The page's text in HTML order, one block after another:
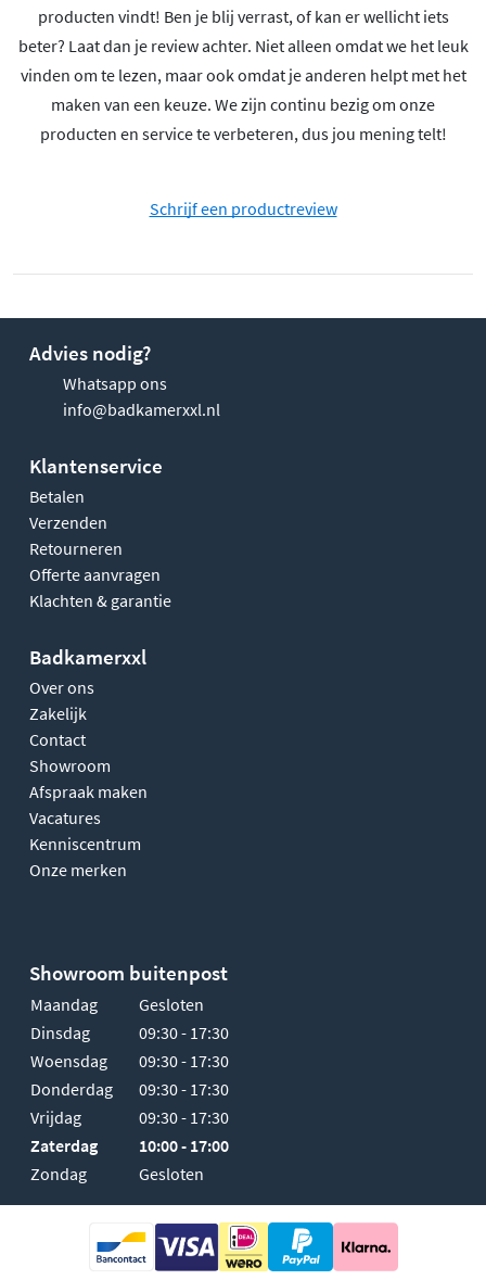
producten vindt! Ben je blij verrast, of kan er wellicht iets
beter? Laat dan je review achter. Niet alleen omdat we het leuk
vinden om te lezen, maar ook omdat je anderen helpt met het
maken van een keuze. We zijn continu bezig om onze
producten en service te verbeteren, dus jou mening telt!
Schrijf een productreview
Advies nodig?
Whatsapp ons
info@badkamerxxl.nl
Klantenservice
Betalen
Verzenden
Retourneren
Offerte aanvragen
Klachten & garantie
Badkamerxxl
Over ons
Zakelijk
Contact
Showroom
Afspraak maken
Vacatures
Kenniscentrum
Onze merken
Showroom buitenpost
Maandag
Gesloten
Dinsdag
09:30 - 17:30
Woensdag
09:30 - 17:30
Donderdag
09:30 - 17:30
Vrijdag
09:30 - 17:30
Zaterdag
10:00 - 17:00
Zondag
Gesloten